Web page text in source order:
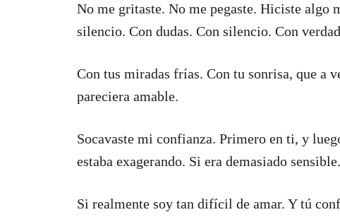
No me gritaste. No me pegaste. Hiciste algo
silencio. Con dudas. Con silencio. Con
Con tus miradas frías. Con tu sonrisa, que a
pareciera amable.
Socavaste mi confianza. Primero en ti, y
estaba exagerando. Si era demasiado sensible.
Si realmente soy tan difícil de amar. Y tú